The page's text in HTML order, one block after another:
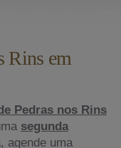
Rins em
Pedras nos Rins
segunda
agende uma